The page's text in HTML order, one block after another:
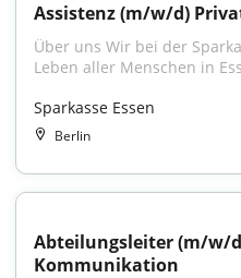
Assistenz (m/w/d)
Über uns Wir bei der
Leben aller Menschen in
Sparkasse Essen
Berlin
Abteilungsleiter (m/w/
Kommunikation